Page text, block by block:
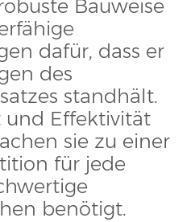
Bauweise
dafür, dass er
des
standhält.
und Effektivität
sie zu einer
für jede
benötigt.